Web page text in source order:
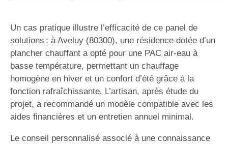
Un cas pratique illustre l’efficacité de ce panel de
solutions : à Aveluy (80300), une résidence dotée d’un
plancher chauffant a opté pour une PAC air-eau à
basse température, permettant un chauffage
homogène en hiver et un confort d’été grâce à la
fonction rafraîchissante. L’artisan, après étude du
projet, a recommandé un modèle compatible avec les
aides financières et un entretien annuel minimal.
Le conseil personnalisé associé à une connaissance